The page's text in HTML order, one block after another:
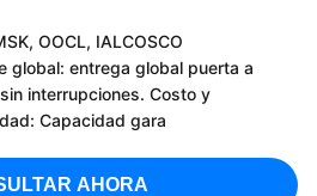
OOCL, IALCOSCO
global: entrega global puerta a
interrupciones. Costo y
Capacidad gara
AHORA